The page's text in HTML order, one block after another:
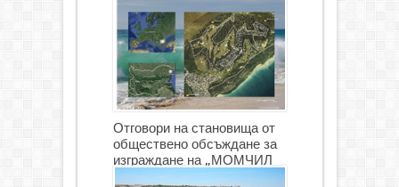
Отговори на становища от
обществено обсъждане за
изграждане на „МОМЧИЛ
ГОЛФ И ГОЛФ ИГРИЩЕ”